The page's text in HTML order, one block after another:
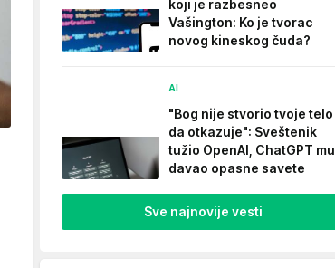
koji je razbesneo
Vašington: Ko je tvorac
novog kineskog čuda?
AI
"Bog nije stvorio tvoje telo
da otkazuje": Sveštenik
tužio OpenAI, ChatGPT mu
davao opasne savete
Sve najnovije vesti